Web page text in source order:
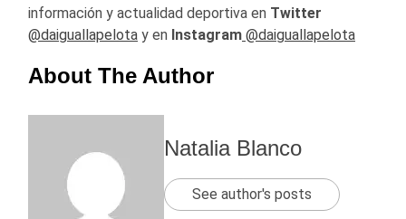
información y actualidad deportiva en Twitter
@daiguallapelota y en Instagram @daiguallapelota
About The Author
Natalia Blanco
See author's posts